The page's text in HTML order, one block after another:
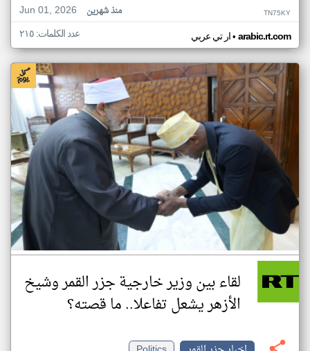
Jun 01, 2026
منذ شهرين TN75KY
ار تي عربي• arabic.rt.com عدد الكلمات: ٢١٥
لقاء بين وزير خارجية جزر القمر وشيخ
الأزهر يشعل تفاعلا.. ما قصته؟